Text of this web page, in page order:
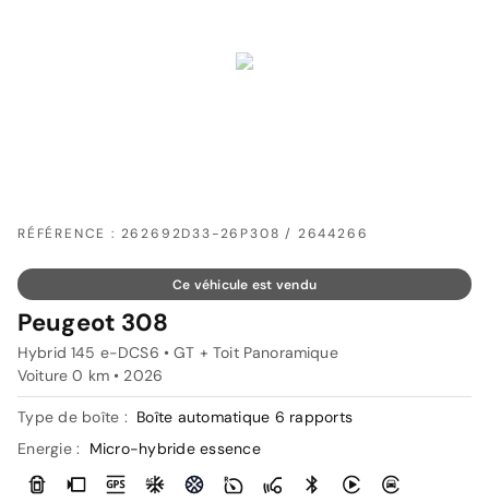
RÉFÉRENCE : 262692D33-26P308 / 2644266
Ce véhicule est vendu
Peugeot 308
Hybrid 145 e-DCS6 • GT + Toit Panoramique
Voiture 0 km • 2026
Type de boîte : Boîte automatique 6 rapports
Energie :
Micro-hybride essence